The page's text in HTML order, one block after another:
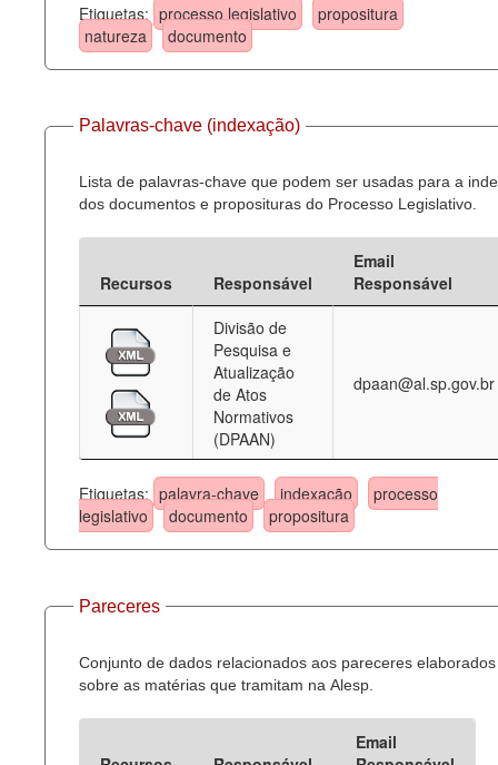
Etiquetas: processo legislativo
propositura
natureza
documento
Palavras-chave (indexação)
Lista de palavras-chave que podem ser usadas para a
dos documentos e proposituras do Processo Legislativo.
Recursos Responsável
Email
Responsável
Divisão de
Pesquisa e
Atualização
de Atos
Normativos
(DPAAN)
dpaan@al.sp.gov.br
Etiquetas: palavra-chave indexação
processo
legislativo
documento propositura
Pareceres
Conjunto de dados relacionados aos pareceres elaborados
sobre as matérias que tramitam na Alesp.
Email